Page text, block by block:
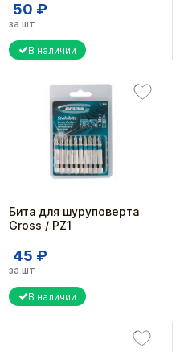
50 ₽
за шт
В наличии
Бита для шуруповерта
Gross / PZ1
45 ₽
за шт
В наличии